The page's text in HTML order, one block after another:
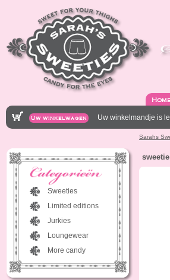
Uw winkelwagen Uw winkelmandje is
Sarahs
Sweeties
Limited editions
Jurkies
Loungewear
More candy